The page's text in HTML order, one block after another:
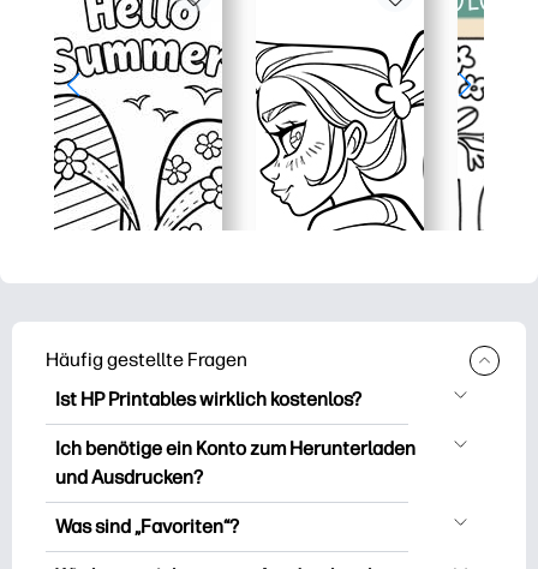
Häufig gestellte Fragen
Ist HP Printables wirklich kostenlos?
HP Printables bietet über 2.500
kostenlose Vorlagen zum Herunterladen
Vorlagen, unterhaltsame Arbeitsblätter
zum Lernen, Bastelideen und Karten für
Ich benötige ein Konto zum Herunterladen
und Ausdrucken?
Sie können es erkunden und drucken,
Was sind „Favoriten“?